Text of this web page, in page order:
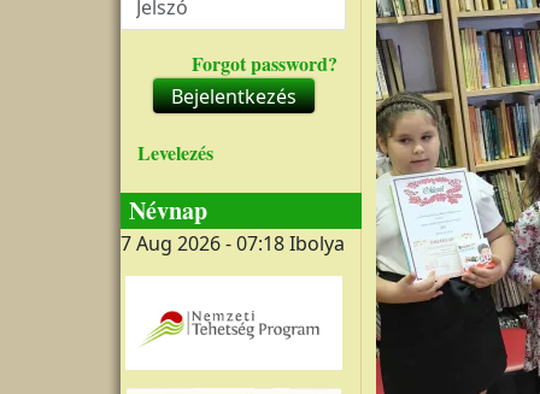
Forgot password?
Bejelentkezés
Levelezés
Névnap
7 Aug 2026 - 07:18Ibolya